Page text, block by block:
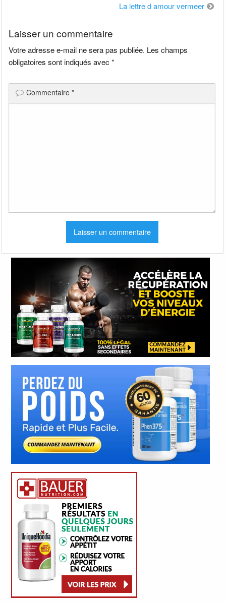
La lettre d amour vermeer
Laisser un commentaire
Votre adresse e-mail ne sera pas publiée. Les champs
obligatoires sont indiqués avec*
Commentaire*